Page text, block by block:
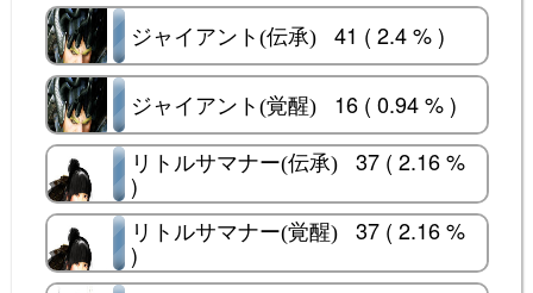
ジャイアント(伝承)
ジャイアント(伝承) 41 ( 2.4 % )
ジャイアント(覚醒)
ジャイアント(覚醒) 16 ( 0.94 % )
リトルサマナー(伝承)
リトルサマナー(伝承) 37 ( 2.16 %
)
リトルサマナー(覚醒)
リトルサマナー(覚醒) 37 ( 2.16 %
)